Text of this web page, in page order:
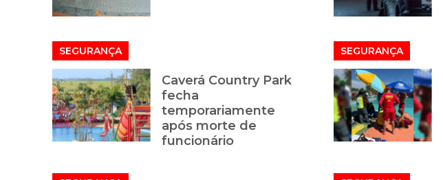
SEGURANÇA
Caverá Country Park
fecha
temporariamente
após morte de
funcionário
SEGURANÇA